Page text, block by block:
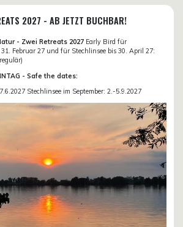
2027 - AB JETZT BUCHBAR!
- Zwei Retreats 2027 Early Bird für
Februar 27 und für Stechlinsee bis 30. April 27:
- Safe the dates:
Stechlinsee im September: 2.-5.9.2027